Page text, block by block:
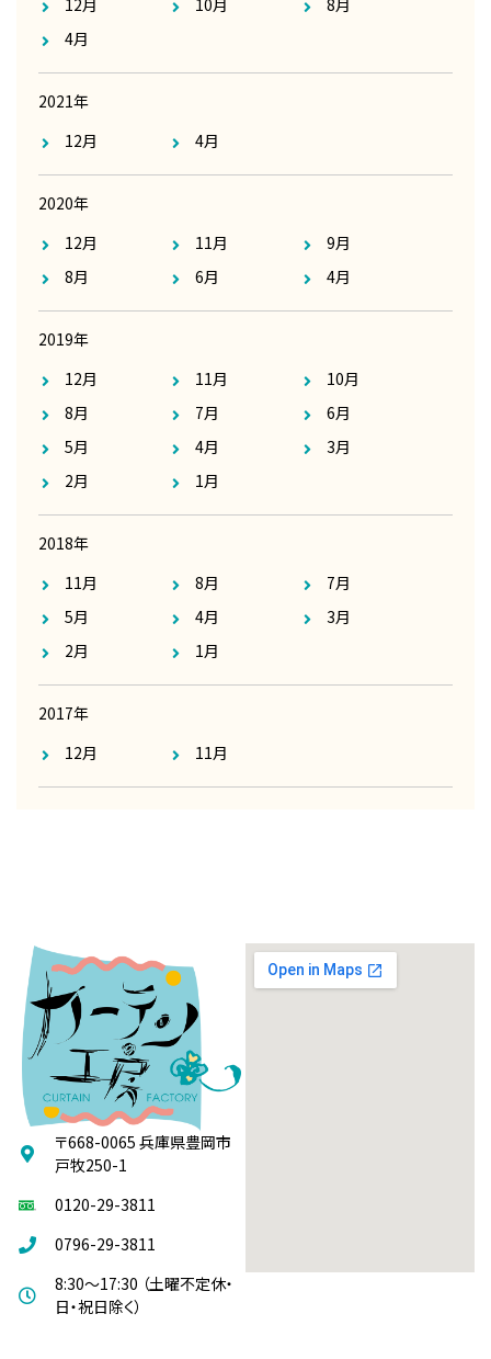
12月
10月
8月
4月
2021年
12月
4月
2020年
12月
11月
9月
8月
6月 4月
2019年
12月
11月
10月
8月
7月
6月
5月
4月
3月
2月
1月
2018年
11月
8月
7月
5月
4月
3月
2月
1月
2017年
12月
11月
〒668-0065 兵庫県豊岡市
戸牧250-1
0120-29-3811
0796-29-3811
8:30～17:30 （土曜不定休・
日・祝日除く）